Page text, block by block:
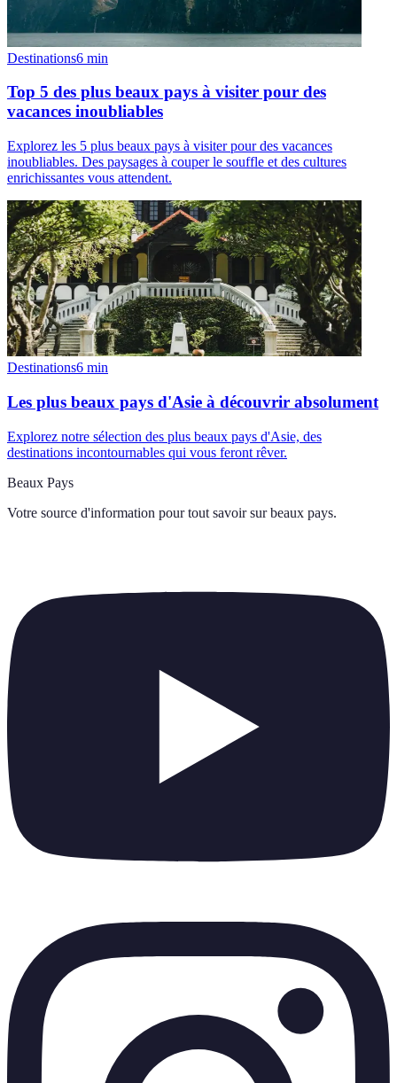
Destinations6 min
Top 5 des plus beaux pays à visiter pour des
vacances inoubliables
Explorez les 5 plus beaux pays à visiter pour des vacances
inoubliables. Des paysages à couper le souffle et des cultures
enrichissantes vous attendent.
Destinations6 min
Les plus beaux pays d'Asie à découvrir absolument
Explorez notre sélection des plus beaux pays d'Asie, des
destinations incontournables qui vous feront rêver.
Beaux Pays
Votre source d'information pour tout savoir sur beaux pays.